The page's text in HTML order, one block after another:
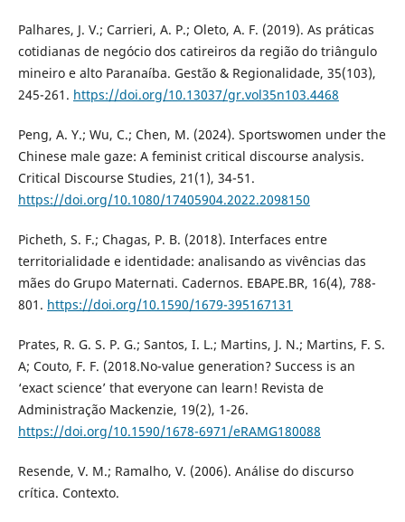
Palhares, J. V.; Carrieri, A. P.; Oleto, A. F. (2019). As práticas
cotidianas de negócio dos catireiros da região do triângulo
mineiro e alto Paranaíba. Gestão & Regionalidade, 35(103),
245-261. https://doi.org/10.13037/gr.vol35n103.4468
Peng, A. Y.; Wu, C.; Chen, M. (2024). Sportswomen under the
Chinese male gaze: A feminist critical discourse analysis.
Critical Discourse Studies, 21(1), 34-51.
https://doi.org/10.1080/17405904.2022.2098150
Picheth, S. F.; Chagas, P. B. (2018). Interfaces entre
territorialidade e identidade: analisando as vivências das
mães do Grupo Maternati. Cadernos. EBAPE.BR, 16(4), 788-
801. https://doi.org/10.1590/1679-395167131
Prates, R. G. S. P. G.; Santos, I. L.; Martins, J. N.; Martins, F. S.
A; Couto, F. F. (2018.No-value generation? Success is an
‘exact science’ that everyone can learn! Revista de
Administração Mackenzie, 19(2), 1-26.
https://doi.org/10.1590/1678-6971/eRAMG180088
Resende, V. M.; Ramalho, V. (2006). Análise do discurso
crítica. Contexto.